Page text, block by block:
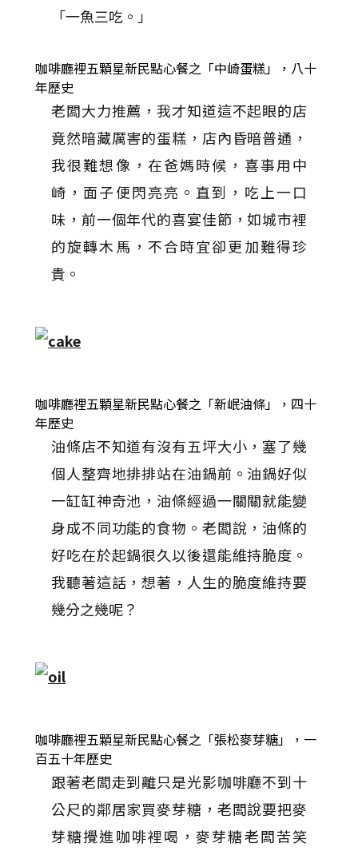
「一魚三吃。」
咖啡廳裡五顆星新民點心餐之「中崎蛋糕」，八十
年歷史
老闆大力推薦，我才知道這不起眼的店
竟然暗藏厲害的蛋糕，店內昏暗普通，
我很難想像，在爸媽時候，喜事用中
崎，面子便閃亮亮。直到，吃上一口
味，前一個年代的喜宴佳節，如城市裡
的旋轉木馬，不合時宜卻更加難得珍
貴。
咖啡廳裡五顆星新民點心餐之「新岷油條」，四十
年歷史
油條店不知道有沒有五坪大小，塞了幾
個人整齊地排排站在油鍋前。油鍋好似
一缸缸神奇池，油條經過一關關就能變
身成不同功能的食物。老闆說，油條的
好吃在於起鍋很久以後還能維持脆度。
我聽著這話，想著，人生的脆度維持要
幾分之幾呢？
咖啡廳裡五顆星新民點心餐之「張松麥芽糖」，一
百五十年歷史
跟著老闆走到離只是光影咖啡廳不到十
公尺的鄰居家買麥芽糖，老闆說要把麥
芽糖攪進咖啡裡喝，麥芽糖老闆苦笑